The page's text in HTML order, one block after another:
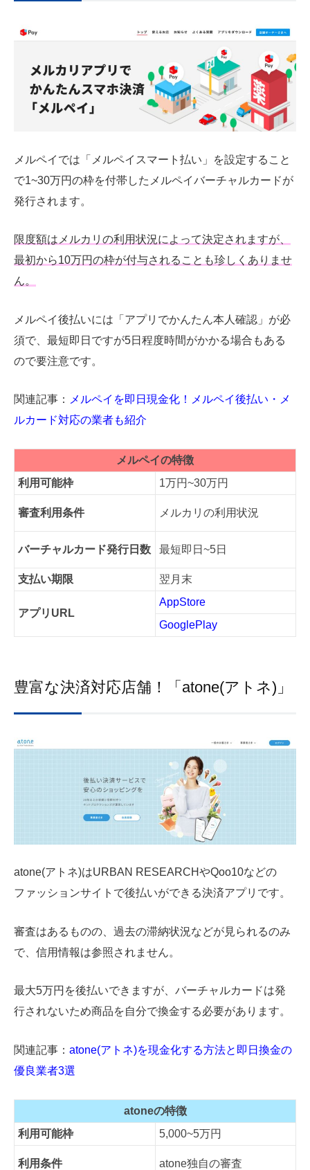
メルペイでは「メルペイスマート払い」を設定すること
で1~30万円の枠を付帯したメルペイバーチャルカードが
発行されます。
限度額はメルカリの利用状況によって決定されますが、
最初から10万円の枠が付与されることも珍しくありませ
ん。
メルペイ後払いには「アプリでかんたん本人確認」が必
須で、最短即日ですが5日程度時間がかかる場合もある
ので要注意です。
関連記事： メルペイを即日現金化！メルペイ後払い・メ
ルカード対応の業者も紹介
メルペイの特徴
利用可能枠
1万円~30万円
審査利用条件 メルカリの利用状況
バーチャルカード発行日数 最短即日~5日
支払い期限 翌月末
アプリURL
AppStore
GooglePlay
豊富な決済対応店舗！「atone(アトネ)」
atone(アトネ)はURBAN RESEARCHやQoo10などの
ファッションサイトで後払いができる決済アプリです。
審査はあるものの、過去の滞納状況などが見られるのみ
で、信用情報は参照されません。
最大5万円を後払いできますが、バーチャルカードは発
行されないため商品を自分で換金する必要があります。
関連記事： atone(アトネ)を現金化する方法と即日換金の
優良業者3選
atoneの特徴
利用可能枠
5,000~5万円
利用条件 atone独自の審査